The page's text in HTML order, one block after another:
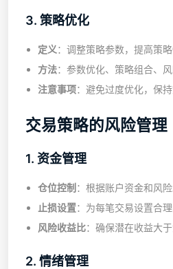
3. 策略优化
定义：调整策略参数，提高策
方法：参数优化、策略组合、
注意事项：避免过度优化，保
交易策略的风险管理
1. 资金管理
仓位控制 ：根据账户资金和风
止损设置：为每笔交易设置合
风险收益比：确保潜在收益大
2. 情绪管理